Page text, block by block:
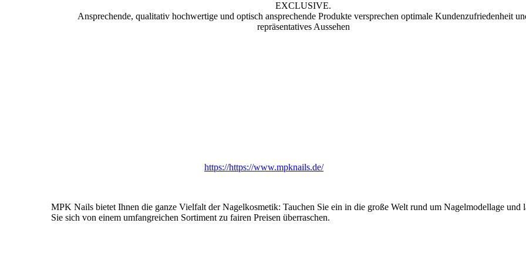
EXCLUSIVE.
Ansprechende, qualitativ hochwertige und optisch ansprechende Produkte versprechen optimale Kundenzufriedenheit
repräsentatives Aussehen
https://https://www.mpknails.de/
MPK Nails bietet Ihnen die ganze Vielfalt der Nagelkosmetik: Tauchen Sie ein in die große Welt rund um Nagelmodellage und
Sie sich von einem umfangreichen Sortiment zu fairen Preisen überraschen.